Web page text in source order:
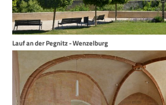
Lauf an der Pegnitz - Wenzelburg